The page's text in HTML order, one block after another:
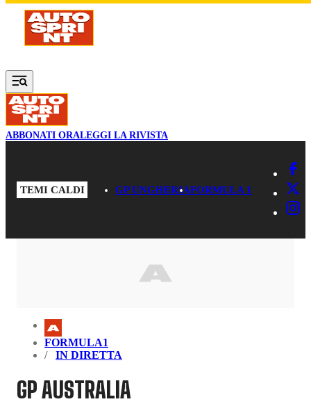
Vai al contenuto principale
ABBONATI ORALEGGI LA RIVISTA
TEMI CALDI GP UNGHERIAFORMULA 1
FORMULA1
IN DIRETTA
GP AUSTRALIA